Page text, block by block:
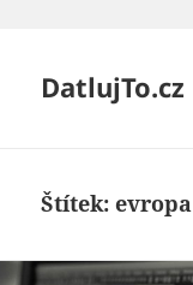
DatlujTo.cz
Štítek:evropa